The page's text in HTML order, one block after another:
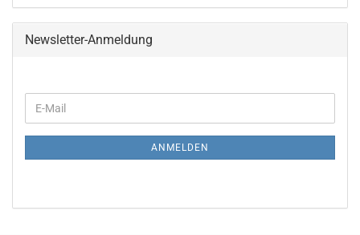
Newsletter-Anmeldung
WEITER
ZUR
NEWSLETTER-
E-
Mail
ANMELDEN